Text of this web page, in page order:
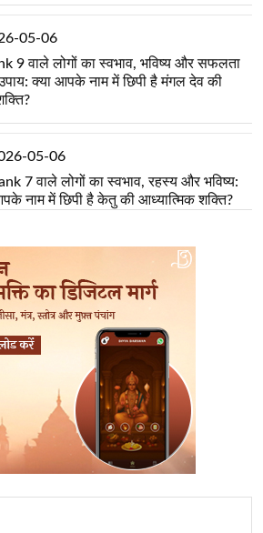
05-06
9 वाले लोगों का स्वभाव, भविष्य और सफलता
क्या आपके नाम में छिपी है मंगल देव की
05-06
7 वाले लोगों का स्वभाव, रहस्य और भविष्य:
नाम में छिपी है केतु की आध्यात्मिक शक्ति?